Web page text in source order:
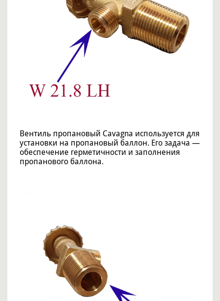
Вентиль пропановый Cavagna используется для
установки на пропановый баллон. Его задача —
обеспечение герметичности и заполнения
пропанового баллона.